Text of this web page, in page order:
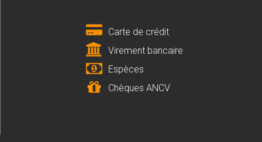
Carte de crédit
Virement bancaire
Espèces
Chèques ANCV